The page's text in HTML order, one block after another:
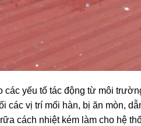
các yếu tố tác động từ môi
các vị trí mối hàn, bị ăn mòn,
cách nhiệt kém làm cho hệ